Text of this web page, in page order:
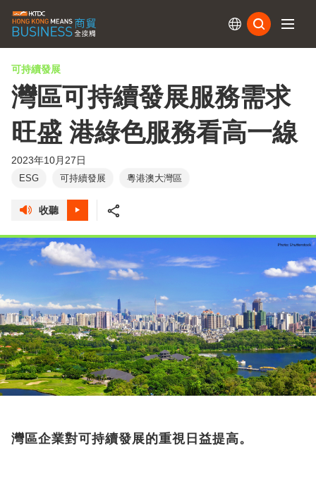
可持續發展
灣區可持續發展服務需求
旺盛 港綠色服務看高一線
2023年10月27日
ESG 可持續發展 粵港澳大灣區
收聽
灣區企業對可持續發展的重視日益提高。